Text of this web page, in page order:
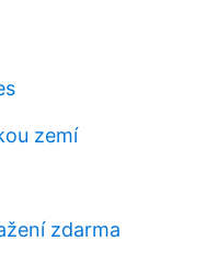
zemí
zdarma